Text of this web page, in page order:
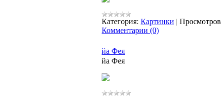
Категория: Картинки |
Комментарии (0)
йа Фея
йа Фея